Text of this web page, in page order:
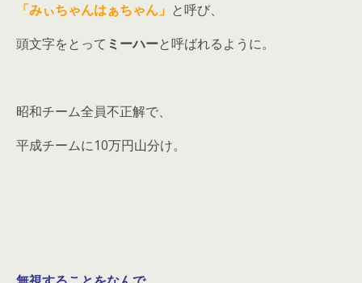
「みぃちゃんはぁちゃん」 と呼び、
頭文字をとって ミーハーと呼ばれるように。
昭和チーム全員不正解で、
平成チームに10万円山分け。